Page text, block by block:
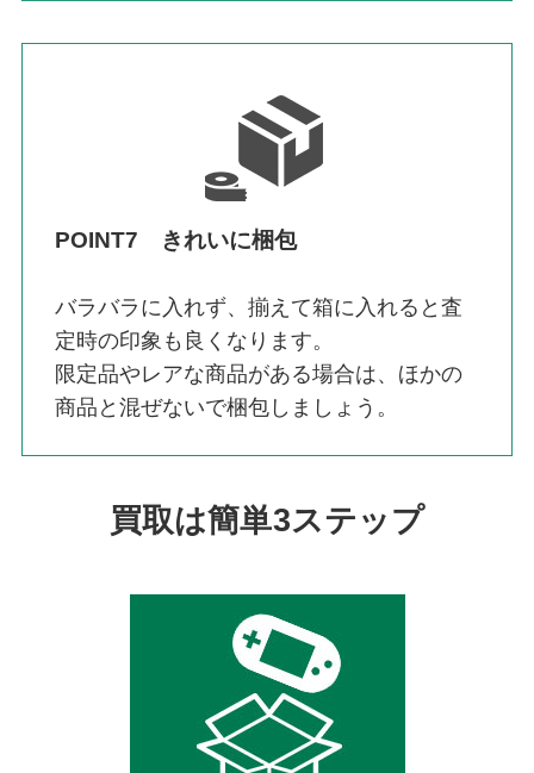
POINT7 きれいに梱包
バラバラに入れず、揃えて箱に入れると査
定時の印象も良くなります。
限定品やレアな商品がある場合は、ほかの
商品と混ぜないで梱包しましょう。
買取は簡単3ステップ